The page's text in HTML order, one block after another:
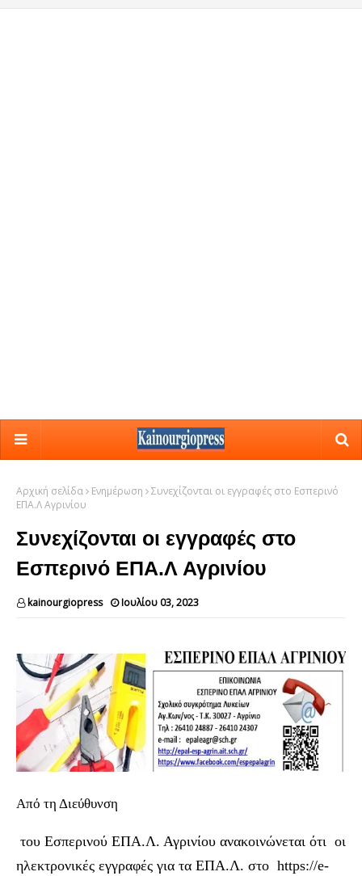
Αρχική σελίδα Ενημέρωση
Συνεχίζονται οι εγγραφές στο Εσπερινό
ΕΠΑ.Λ Αγρινίου
Συνεχίζονται οι εγγραφές στο
Εσπερινό ΕΠΑ.Λ Αγρινίου
kainourgiopress Ιουλίου 03, 2023
Από τη Διεύθυνση
του Εσπερινού ΕΠΑ.Λ. Αγρινίου ανακοινώνεται ότι οι
ηλεκτρονικές εγγραφές για τα ΕΠΑ.Λ. στο https://e-